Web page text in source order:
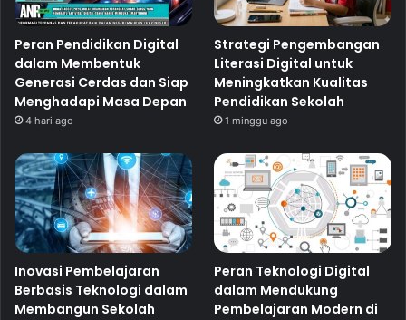
Peran Pendidikan Digital
dalam Membentuk
Generasi Cerdas dan Siap
Menghadapi Masa Depan
4 hari ago
Strategi Pengembangan
Literasi Digital untuk
Meningkatkan Kualitas
Pendidikan Sekolah
1 minggu ago
Inovasi Pembelajaran
Berbasis Teknologi dalam
Membangun Sekolah
Peran Teknologi Digital
dalam Mendukung
Pembelajaran Modern di